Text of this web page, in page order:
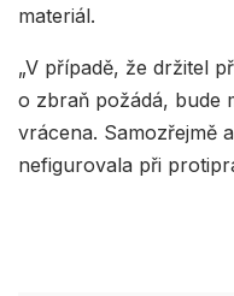
materiál.
„V případě, že držitel
o zbraň požádá, bude
vrácena. Samozřejmě
nefigurovala při